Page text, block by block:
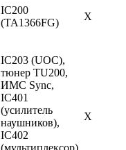
IC200
(TA1366FG)
X
IC203 (UOC),
тюнер TU200,
ИМС Sync,
IC401
(усилитель
наушников),
IC402
(мультиплексор),
X